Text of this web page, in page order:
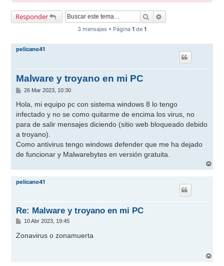
Responder Buscar
3 mensajes • Página 1 de 1
pelicano41
Malware y troyano en mi PC
M
n
a
j
e
26 Mar 2023, 10:30
Hola, mi equipo pc con sistema windows 8 lo tengo
infectado y no se como quitarme de encima los virus, no
para de salir mensajes diciendo (sitio web bloqueado debido
a troyano).
Como antivirus tengo windows defender que me ha dejado
de funcionar y Malwarebytes en versión gratuita.
r
pelicano41
Re: Malware y troyano en mi PC
M
n
s
10 Abr 2023, 19:45
Zonavirus o zonamuerta